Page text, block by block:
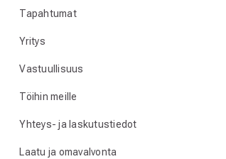
Tapahtumat
Yritys
Vastuullisuus
Töihin meille
Yhteys- ja laskutustiedot
Laatu ja omavalvonta